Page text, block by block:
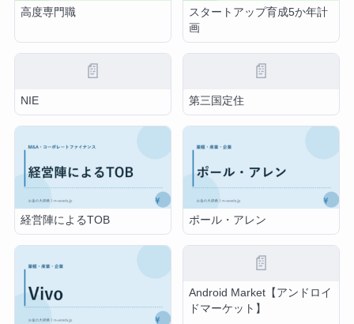
高度専門職
スタートアップ育成5か年計
画
📄
NIE
📄
第三国定住
経営陣によるTOB ポール・アレン
📄
Android Market【アンドロイ
ドマーケット】